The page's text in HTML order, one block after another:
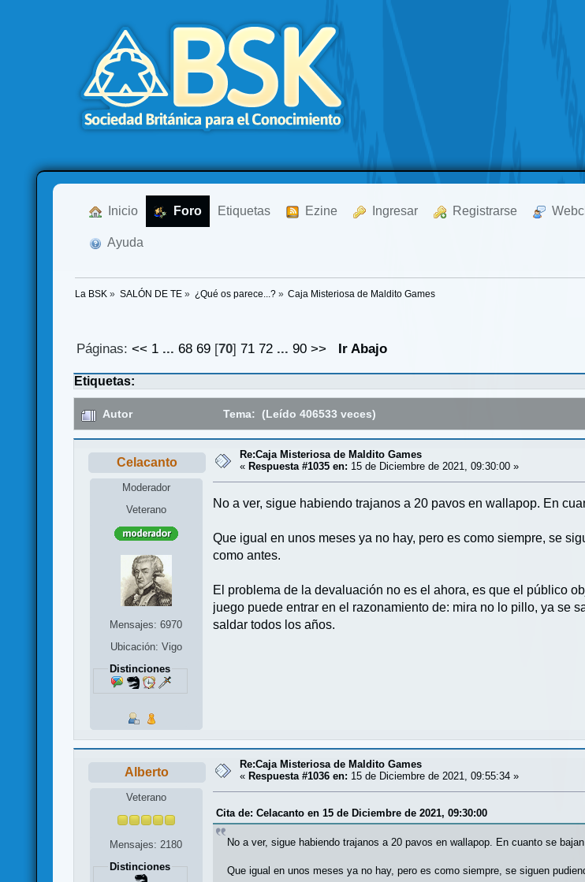
Inicio Foro Etiquetas Ezine Ingresar Registrarse
Ayuda
La BSK » SALÓN DE TE » ¿Qué os parece...?» Caja Misteriosa de Maldito Games
Páginas: << 1 ... 68 69[70] 71 72 ... 90 >> Ir Abajo
Etiquetas:
Autor Tema: (Leído 406533 veces)
Celacanto
Moderador
Veterano
Mensajes: 6970
Ubicación: Vigo
Distinciones
Re:Caja Misteriosa de Maldito Games
« Respuesta #1035 en: 15 de Diciembre de 2021, 09:30:00 »
No a ver, sigue habiendo trajanos a 20 pavos en wallapop. En
Que igual en unos meses ya no hay, pero es como siempre, se
como antes.
El problema de la devaluación no es el ahora, es que el público
juego puede entrar en el razonamiento de: mira no lo pillo, ya se
saldar todos los años.
Alberto
Veterano
Mensajes: 2180
Distinciones
Re:Caja Misteriosa de Maldito Games
« Respuesta #1036 en: 15 de Diciembre de 2021, 09:55:34 »
Cita de: Celacanto en 15 de Diciembre de 2021, 09:30:00
No a ver, sigue habiendo trajanos a 20 pavos en wallapop. En cuanto se
Que igual en unos meses ya no hay, pero es como siempre, se siguen